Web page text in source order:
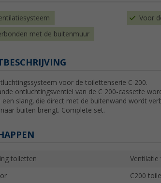
Voor
met de buitenmuur
voor de toilettenserie C 200.
ontluchtingsventiel van de C 200-cassette
een slang, die direct met de buitenwand wordt
buiten brengt. Complete set.
toiletten Ventilatie
C200